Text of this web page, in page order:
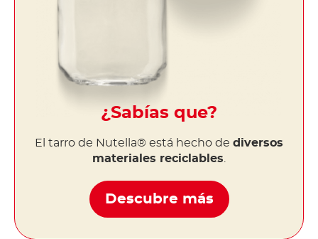
¿Sabías que?
El tarro de Nutella® está hecho de diversos
materiales reciclables.
Descubre más